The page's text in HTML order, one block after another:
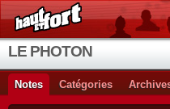
LE PHOTON
Notes Catégories